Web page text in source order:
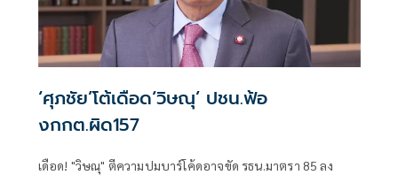
‘ศุภชัย’โต้เดือด‘วิษณุ’ ปชน.ฟ้อ
งกกต.ผิด157
เดือด! "วิษณุ" ตีความปมบาร์โค้ดอาจขัด รธน.มาตรา 85 ลง